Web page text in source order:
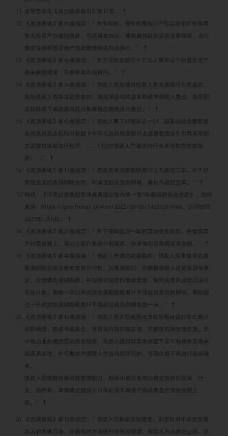
该等要求见《项目融资指引》第11条。
↑
《流贷新规》第45条规定：”对专利权、著作权等知识产权以及采矿权等其
他无形资产办理的贷款，可适用本办法，或根据贷款项目的业务特征、运行
模式等参照固定资产贷款管理相关办法执行。”
↑
《流贷新规》第46条规定：”对于贷款金额五十万元人民币以下的固定资产
相关融资需求，可参照本办法执行。”
↑
《流贷新规》第34条规定：”贷款人应加强对借款人资金挪用行为的监控，
发现借款人挪用贷款资金的，应按照合同约定采取要求借款人整改、提前归
还贷款或下调贷款风险分类等相应措施进行管控。”
↑
《流贷新规》第43条规定：”贷款人有下列情形之一的，国家金融监督管理
总局及其派出机构可根据《中华人民共和国银行业监督管理法》对其采取相
关监管措施或进行处罚：……(七)对借款人严重违约行为未采取有效措施
的；….”
↑
《流贷新规》第11条规定：”流动资金贷款期限原则上不超过三年。对于经
营现金流回收周期较长的，可适当延长贷款期限，最长不超过五年。”
↑
例如：《河南投资集团取得省属国企省内第一单5年期流动资金贷款》，资料
来源：https://gzw.henan.gov.cn/2022/06-06/2462329.html，访问时间
2023年1月8日。
↑
《流贷新规》第23条规定：”对于期限超过一年的流动资金贷款，在借贷双
方协商基础上，原则上实行本金分期偿还，并审慎约定每期还本金额。”
↑
《流贷新规》第40条规定：”借款人申请贷款展期的，贷款人应审慎评估展
期原因和后续还款安排的可行性。同意展期的，应根据借款人还款来源等情
况，合理确定展期期限，并加强对贷款的后续管理，按照实质风险状况进行
风险分类。期限一年以内的贷款展期期限累计不得超过原贷款期限；期限超
过一年的贷款展期期限累计不得超过原贷款期限的一半。”
↑
《流贷新规》第16条规定：”贷款人应采取现场与非现场相结合的形式履行
尽职调查，形成书面报告，并对其内容的真实性、完整性和有效性负责。为
小微企业办理的流动资金贷款，贷款人通过非现场调查手段可有效核实相关
信息真实性，并可据此对借款人作出风险评价的，可简化或不再进行现场调
查。
贷款人应根据自身风险管理能力，按照小微企业流动资金贷款的区域、行
业、品种等，审慎确定借款人可简化或不再进行现场调查的贷款金额上
限。”
↑
《流贷新规》第19条规定：”贷款人可根据实际需要，制定针对不同类型借
款人的测算方法，并适时对方法进行评估及调整。借款人为小微企业的，贷